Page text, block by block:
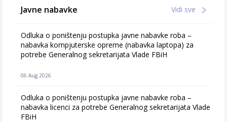
Javne nabavke Vidi sve
Odluka o poništenju postupka javne nabavke roba –
nabavka kompjuterske opreme (nabavka laptopa) za
potrebe Generalnog sekretarijata Vlade FBiH
06 Aug 2026
Odluka o poništenju postupka javne nabavke roba –
nabavka licenci za potrebe Generalnog sekretarijata Vlade
FBiH